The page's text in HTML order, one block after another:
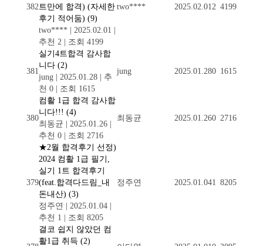
382 트만에 합격) (자세한
후기 적어둠) (9)
two**** | 2025.02.01 |
추천 2 | 조회 4199
two**** 2025.02.01 2 4199
381
실기4트합격 감사합
니다 (2)
jung | 2025.01.28 | 추
천 0 | 조회 1615
jung 2025.01.280 1615
380
컴활 1급 합격 감사합
니다!!! (4)
최동균 | 2025.01.26 |
추천 0 | 조회 2716
최동균 2025.01.260 2716
379
★2월 합격후기 선정)
2024 컴활 1급 필기,
실기 1트 합격후기
(feat.합격다드림_내
돈내산) (3)
정주연 | 2025.01.04 |
추천 1 | 조회 8205
정주연 2025.01.041 8205
결코 쉽지 않았던 컴
활1급 취득 (2)